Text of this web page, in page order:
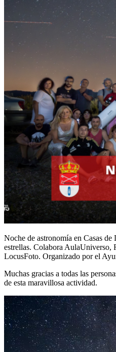
Noche de astronomía en Casas
estrellas. Colabora AulaUniverso,
LocusFoto. Organizado por el
Muchas gracias a todas las
de esta maravillosa actividad.